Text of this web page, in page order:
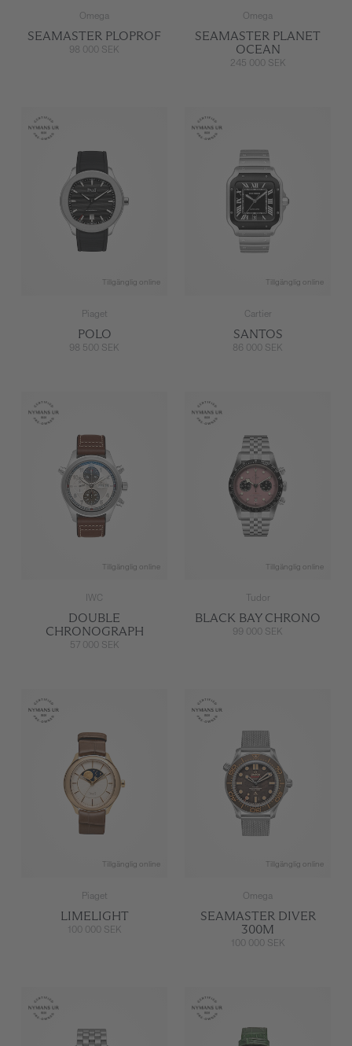
Omega
SEAMASTER PLOPROF
98 000 SEK
Omega
SEAMASTER PLANET
OCEAN
245 000 SEK
Tillgänglig online
Piaget
POLO
98 500 SEK
Tillgänglig online
Cartier
SANTOS
86 000 SEK
Tillgänglig online
IWC
DOUBLE
CHRONOGRAPH
57 000 SEK
Tillgänglig online
Tudor
BLACK BAY CHRONO
99 000 SEK
Tillgänglig online
Piaget
LIMELIGHT
100 000 SEK
Tillgänglig online
Omega
SEAMASTER DIVER
300M
100 000 SEK